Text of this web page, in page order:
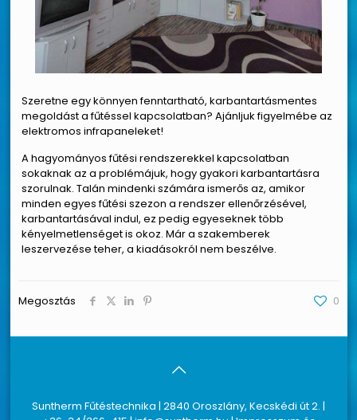
Szeretne egy könnyen fenntartható, karbantartásmentes
megoldást a fűtéssel kapcsolatban? Ajánljuk figyelmébe az
elektromos infrapaneleket!
A hagyományos fűtési rendszerekkel kapcsolatban
sokaknak az a problémájuk, hogy gyakori karbantartásra
szorulnak. Talán mindenki számára ismerős az, amikor
minden egyes fűtési szezon a rendszer ellenőrzésével,
karbantartásával indul, ez pedig egyeseknek több
kényelmetlenséget is okoz. Már a szakemberek
leszervezése teher, a kiadásokról nem beszélve.
Megosztás 0
Suntherm Fűtéstechnika | 2840 Oroszlány, Kecskédi út 2. |